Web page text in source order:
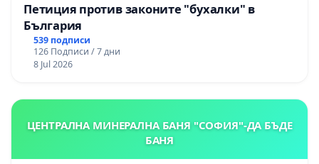
Петиция против законите "бухалки" в
България
539 подписи
126 Подписи / 7 дни
8 Jul 2026
ЦЕНТРАЛНА МИНЕРАЛНА БАНЯ "СОФИЯ"-ДА БЪДЕ
БАНЯ